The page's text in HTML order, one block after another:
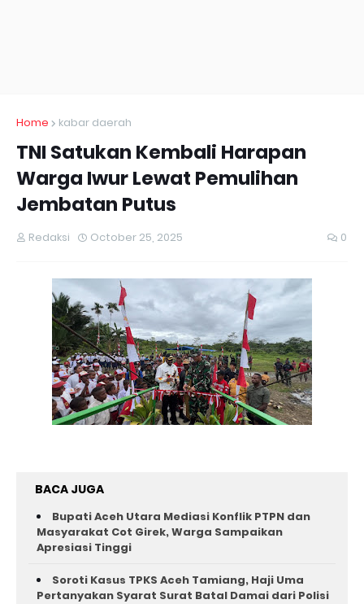
Home kabar daerah
TNI Satukan Kembali Harapan
Warga Iwur Lewat Pemulihan
Jembatan Putus
Redaksi October 25, 2025 0
BACA JUGA
Bupati Aceh Utara Mediasi Konflik PTPN dan
Masyarakat Cot Girek, Warga Sampaikan
Apresiasi Tinggi
Soroti Kasus TPKS Aceh Tamiang, Haji Uma
Pertanyakan Syarat Surat Batal Damai dari Polisi